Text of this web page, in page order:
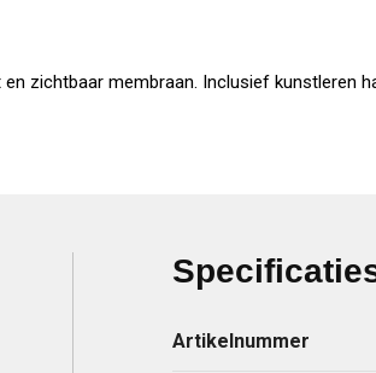
zichtbaar membraan. Inclusief kunstleren
Artikelnummer